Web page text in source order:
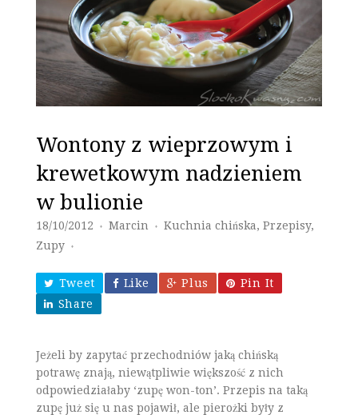
Wontony z wieprzowym i
krewetkowym nadzieniem
w bulionie
18/10/2012 ♦ Marcin ♦ Kuchnia chińska, Przepisy,
Zupy
♦
Tweet Like Plus
Pin It
Share
Jeżeli by zapytać przechodniów jaką chińską
potrawę znają, niewątpliwie większość z nich
odpowiedziałaby ‘zupę won-ton’. Przepis na taką
zupę już się u nas pojawił, ale pierożki były z